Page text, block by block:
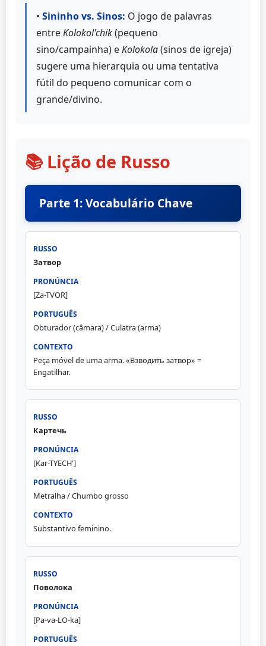
• Sininho vs. Sinos: O jogo de palavras
entreKolokol'chik(pequeno
sino/campainha) eKolokola(sinos de igreja)
sugere uma hierarquia ou uma tentativa
fútil do pequeno comunicar com o
grande/divino.
📚 Lição de Russo
Parte 1: Vocabulário Chave
Затвор
[Za-TVOR]
Obturador (câmara) / Culatra (arma)
Peça móvel de uma arma. «Взводить затвор» =
Engatilhar.
Картечь
[Kar-TYECH']
Metralha / Chumbo grosso
Substantivo feminino.
Поволока
[Pa-va-LO-ka]